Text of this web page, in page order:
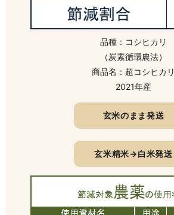
品種：コシヒカリ
（炭素循環農法）
商品名：超コシヒカリ
2021年産
玄米のまま発送
玄米精米→白米発送